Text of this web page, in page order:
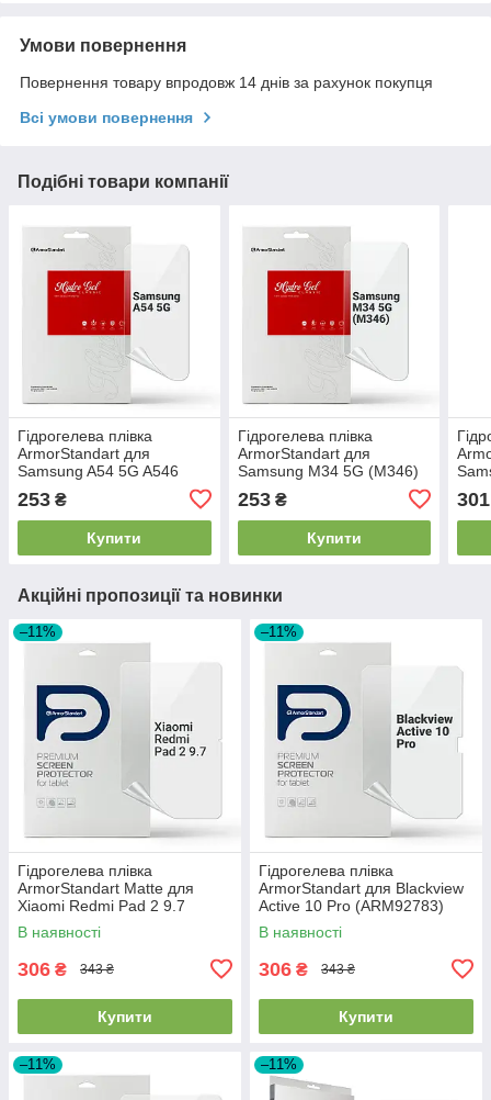
Умови повернення
Повернення товару впродовж 14 днів за рахунок покупця
Всі умови повернення
Подібні товари компанії
Гідрогелева плівка
ArmorStandart для
Samsung A54 5G A546
253 ₴
Купити
Гідрогелева плівка
ArmorStandart для
Samsung M34 5G (M346)
253₴
Купити
301
Акційні пропозиції та новинки
–11%
Гідрогелева плівка
ArmorStandart Matte для
Xiaomi Redmi Pad 2 9.7
(ARM92787)
В наявності
306 ₴ 343 ₴
Купити
–11%
Гідрогелева плівка
ArmorStandart для Blackview
Active 10 Pro (ARM92783)
В наявності
306 ₴ 343 ₴
Купити
–11% –11%